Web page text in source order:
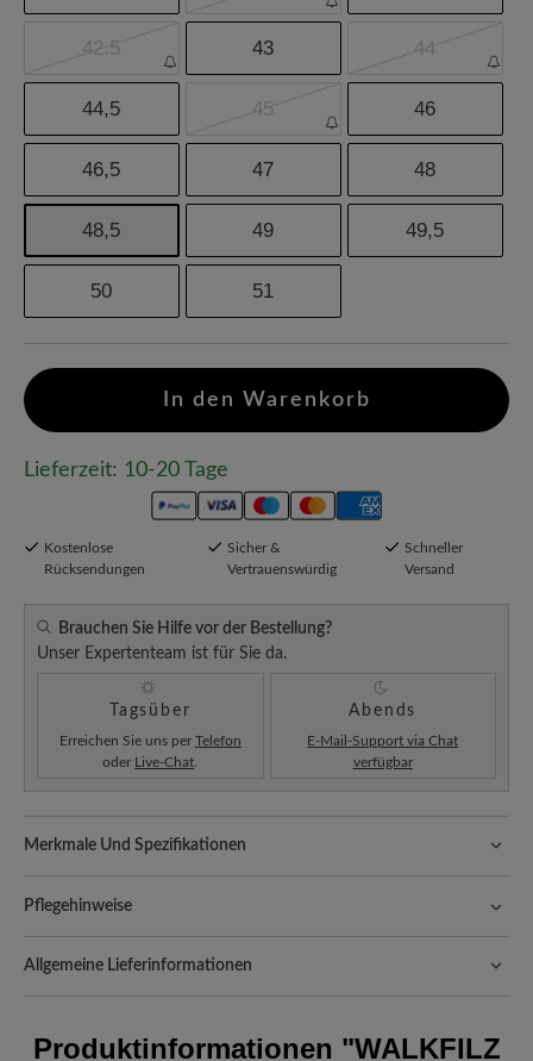
42.5 43 44
44,5 45 46
46,5 47 48
48,5 49 49,5
50 51
In den Warenkorb
Lieferzeit: 10-20 Tage
Kostenlose
Rücksendungen
Sicher &
Vertrauenswürdig
Schneller
Versand
Brauchen Sie Hilfe vor der Bestellung?
Unser Expertenteam ist für Sie da.
Tagsüber
Erreichen Sie uns per Telefon
oder Live-Chat
Abends
E-Mail-Support via Chat
verfügbar
Merkmale Und Spezifikationen
Fußklima, leitet Feuchtigkeit ab und sorgt für ein angenehm
trockenes Tragegefühl – ideal für gemütliche Stunden oder den
Alltag.
Pflegehinweise
der richtigen Pflege bleiben sie hygienisch und bequem. So geht’s:
weichen Bürste oder einem fusselfreien Tuch.
Allgemeine Lieferinformationen
hinzugefügt – unabhängig vom Bestellwert.
Produktinformationen "WALKFILZ